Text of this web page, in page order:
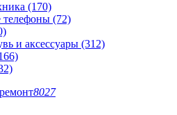
(170)
(72)
и аксессуары (312)
8027